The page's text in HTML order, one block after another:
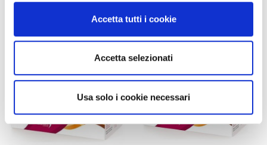
dalla Dichiarazione sui cookie.
Utilizziamo i cookie per personalizzare contenuti ed
analizzare il nostro traffico. Condividiamo inoltre
informazioni sul modo in cui utilizza il nostro sito con i
nostri partner che si occupano di analisi dei dati web,
pubblicità e social media, i quali potrebbero combinarle
con altre informazioni che ha fornito loro o che hanno
Accetta tutti i cookie
Accetta selezionati
Usa solo i cookie necessari